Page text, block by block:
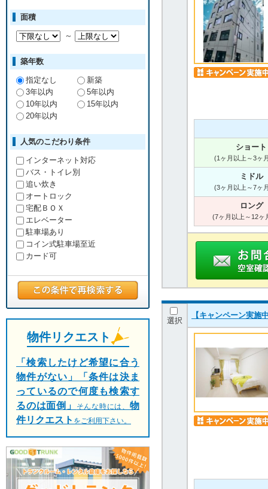
ショート
(1ヶ月以上～3ヶ
ミドル
(3ヶ月以上～7ヶ
ロング
(7ヶ月以上～12ヶ
選択
【キャンペーン実施
面積
～
築年数
指定なし
新築
3年以内
5年以内
10年以内
15年以内
20年以内
人気のこだわり条件
インターネット対応
バス・トイレ別
追い炊き
オートロック
宅配ＢＯＸ
エレベーター
駐車場あり
コイン式駐車場至近
カード可
物件リクエスト
「検索したけど希望に合う
物件がない」「条件は決ま
っているので何度も検索す
るのは面倒」
そんな時には、物
件リクエスト をご利用下さい。